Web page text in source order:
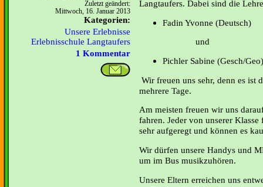
Zuletzt geändert:
Mittwoch, 16. Januar 2013
Kategorien:
Unsere Erlebnisse
Erlebnisschule Langtaufers
1 Kommentar
Langtaufers. Dabei sind die
Fadin Yvonne (Deutsch)
und
Pichler Sabine (Gesch/Geo)
Wir freuen uns sehr, denn es ist
mehrere Tage.
Am meisten freuen wir uns
fahren. Jeder von unserer
sehr aufgeregt und können es
Wir dürfen unsere Handys und
um im Bus musikzuhören.
Unsere Eltern erreichen uns